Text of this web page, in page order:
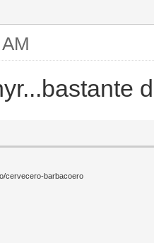
cervecero-barbacoero